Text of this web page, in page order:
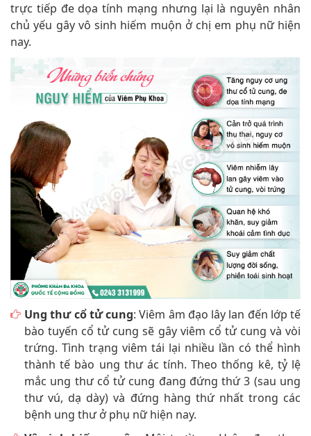
trực tiếp đe dọa tính mạng nhưng lại là nguyên nhân
chủ yếu gây vô sinh hiếm muộn ở chị em phụ nữ hiện
nay.
Ung thư cổ tử cung: Viêm âm đạo lây lan đến lớp tế
bào tuyến cổ tử cung sẽ gây viêm cổ tử cung và vòi
trứng. Tình trạng viêm tái lại nhiều lần có thể hình
thành tế bào ung thư ác tính. Theo thống kê, tỷ lệ
mắc ung thư cổ tử cung đang đứng thứ 3 (sau ung
thư vú, dạ dày) và đứng hàng thứ nhất trong các
bệnh ung thư ở phụ nữ hiện nay.